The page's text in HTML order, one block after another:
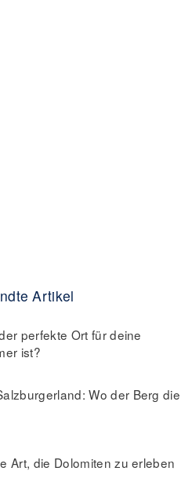
Artikel
perfekte Ort für deine
ist?
Wo der Berg die
Art, die Dolomiten zu erleben